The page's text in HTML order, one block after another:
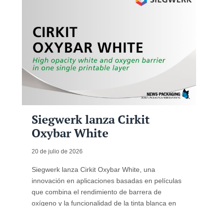
Siegwerk lanza Cirkit
Oxybar White
20 de julio de 2026
Siegwerk lanza Cirkit Oxybar White, una
innovación en aplicaciones basadas en películas
que combina el rendimiento de barrera de
oxígeno y la funcionalidad de la tinta blanca en